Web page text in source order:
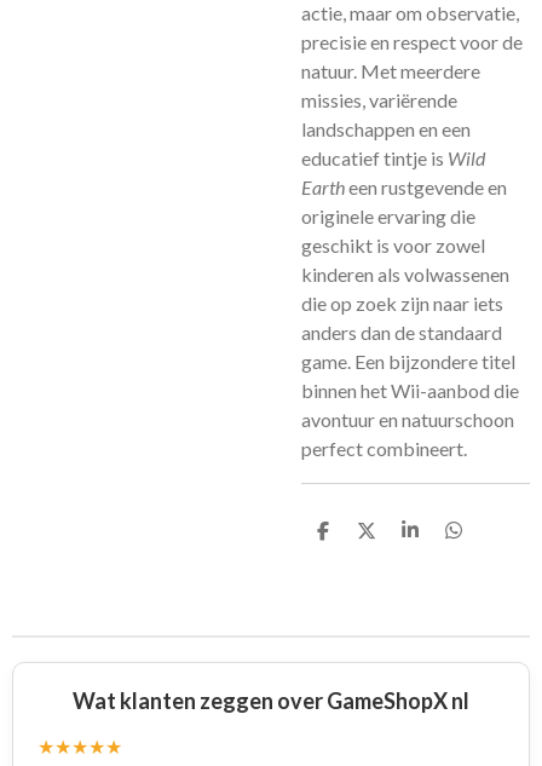
actie, maar om observatie,
precisie en respect voor de
natuur. Met meerdere
missies, variërende
landschappen en een
educatief tintje is Wild
Eartheen rustgevende en
originele ervaring die
geschikt is voor zowel
kinderen als volwassenen
die op zoek zijn naar iets
anders dan de standaard
game. Een bijzondere titel
binnen het Wii-aanbod die
avontuur en natuurschoon
perfect combineert.
D
D
S
D
Wat klanten zeggen over GameShopX nl
★★★★★